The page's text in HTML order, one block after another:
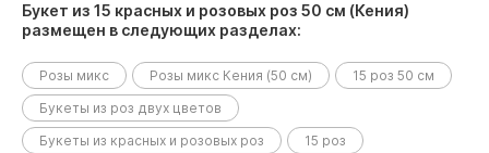
Букет из 15 красных и розовых роз 50 см (Кения)
размещен в следующих разделах:
Розы микс Розы микс Кения (50 см)
15 роз 50 см
Букеты из роз двух цветов
Букеты из красных и розовых роз
15 роз